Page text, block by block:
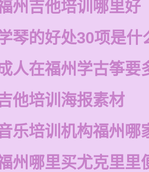
州吉他培训哪里好
琴的好处30项是什
人在福州学古筝要
他培训海报素材
乐培训机构福州哪
州哪里买尤克里里